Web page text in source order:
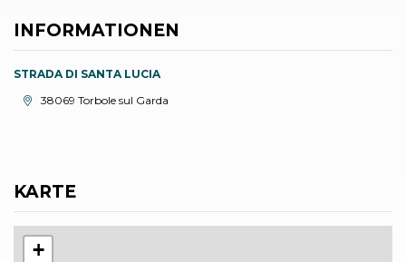
INFORMATIONEN
STRADA DI SANTA LUCIA
aria.location:
38069 Torbole sul Garda
KARTE
+